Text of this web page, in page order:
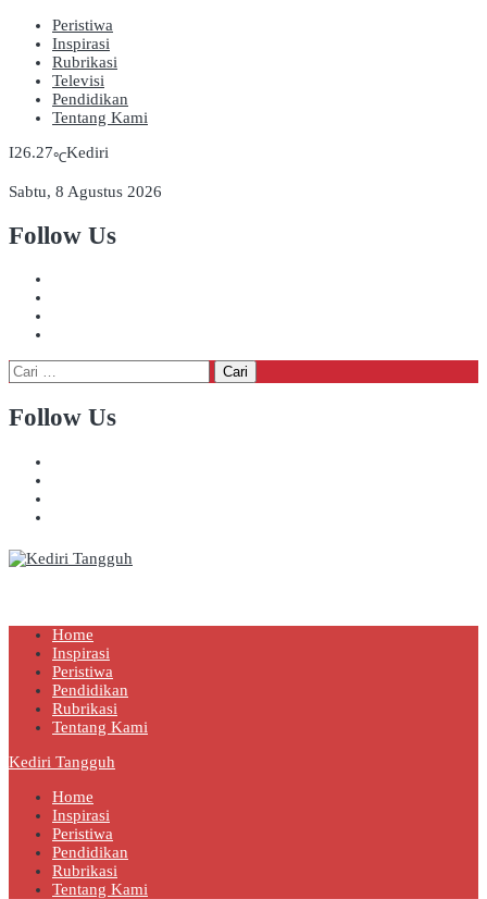
Peristiwa
Inspirasi
Rubrikasi
Televisi
Pendidikan
Tentang Kami
26.27℃Kediri
Sabtu, 8 Agustus 2026
Follow Us
Cari
untuk:
Follow Us
Home
Inspirasi
Peristiwa
Pendidikan
Rubrikasi
Tentang Kami
Kediri Tangguh
Home
Inspirasi
Peristiwa
Pendidikan
Rubrikasi
Tentang Kami